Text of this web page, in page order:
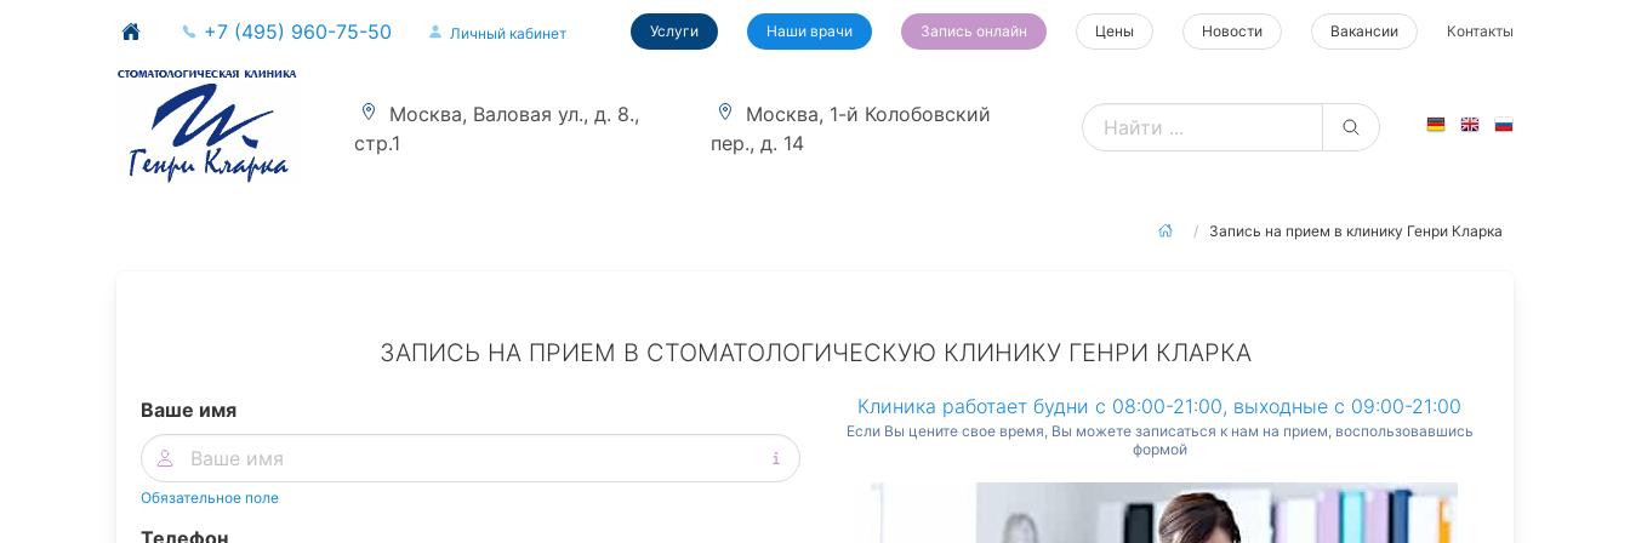
Москва, Валовая ул., д. 8.,
стр.1
Москва, 1-й Колобовский
пер., д. 14
+7 (495) 960-75-50 Личный кабинет Услуги Наши врачи Запись онлайн Цены Новости Вакансии Контакты
Запись на прием в клинику Генри Кларка
ЗАПИСЬ НА ПРИЕМ В СТОМАТОЛОГИЧЕСКУЮ КЛИНИКУ ГЕНРИ КЛАРКА
Ваше имя
Обязательное поле
Телефон
Клиника работает будни с 08:00-21:00, выходные с 09:00-21:00
Если Вы цените свое время, Вы можете записаться к нам на прием, воспользовавшись
формой